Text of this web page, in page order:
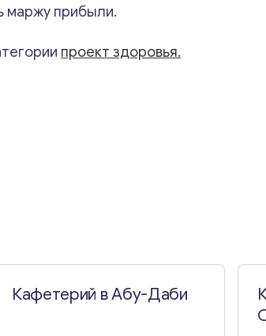
маржу прибыли.
проект здоровья.
Кафетерий в Абу-Даби